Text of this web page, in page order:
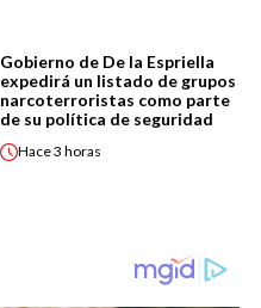
Gobierno de De la Espriella
expedirá un listado de grupos
narcoterroristas como parte
de su política de seguridad
Hace3 horas